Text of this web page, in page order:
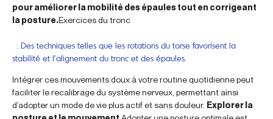
pour améliorer la mobilité des épaules tout en corrigeant
la posture.Exercices du tronc
: Des techniques telles que les rotations du torse favorisent la
stabilité et l’alignement du tronc et des épaules.
Intégrer ces mouvements doux à votre routine quotidienne peut
faciliter le recalibrage du système nerveux, permettant ainsi
d’adopter un mode de vie plus actif et sans douleur. Explorer la